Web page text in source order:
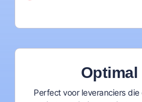
Optimal
Perfect voor leveranciers die